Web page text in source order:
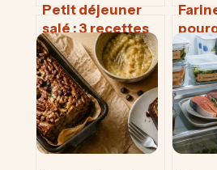
Petit déjeuner
salé : 3 recettes
meal prep pour
en finir avec le
coup de barre de
11h
vos
et